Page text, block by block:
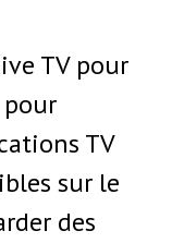
TV pour
pour
TV
sur le
des